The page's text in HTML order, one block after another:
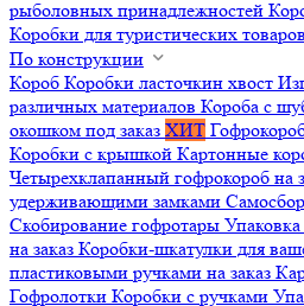
рыболовных принадлежностей
Коробки для туристических товаров
По конструкции
Короб Коробки ласточкин хвост
различных материалов Короба с
окошком под заказ ХИТ
Коробки с крышкой Картонные
Четырехклапанный гофрокороб на
удерживающими замками
Скобирование гофротары
на заказ Коробки-шкатулки для
пластиковыми ручками на заказ
Гофролотки Коробки с ручками